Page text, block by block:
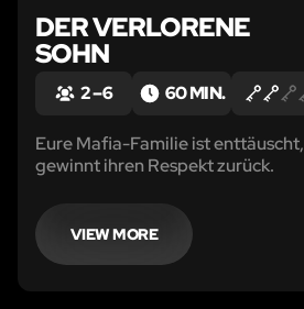
DER VERLORENE
SOHN
2 – 6 60 MIN.
Eure Mafia-Familie ist enttäuscht,
gewinnt ihren Respekt zurück.
VIEW MORE